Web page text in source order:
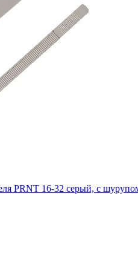
PRNT 16-32 серый, с